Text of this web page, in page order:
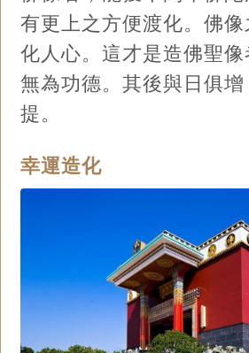
有更上之方便渡化。佛
化人心。這才是造佛聖像
無為功德。其後與日俱
提。
幸運造化